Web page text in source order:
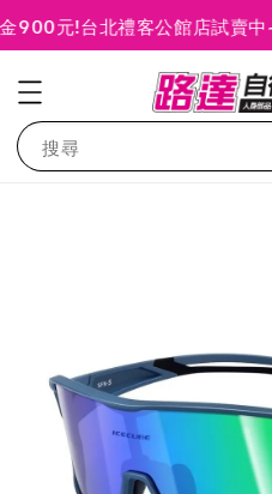
元!台北禮客公館店試賣中~
搜尋